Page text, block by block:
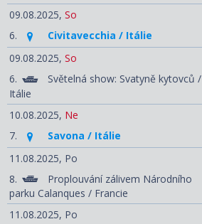
09.08.2025, So
6.
Civitavecchia / Itálie
09.08.2025, So
6.
Světelná show: Svatyně kytovců /
Itálie
10.08.2025, Ne
7.
Savona / Itálie
11.08.2025, Po
8.
Proplouvání zálivem Národního
parku Calanques / Francie
11.08.2025, Po